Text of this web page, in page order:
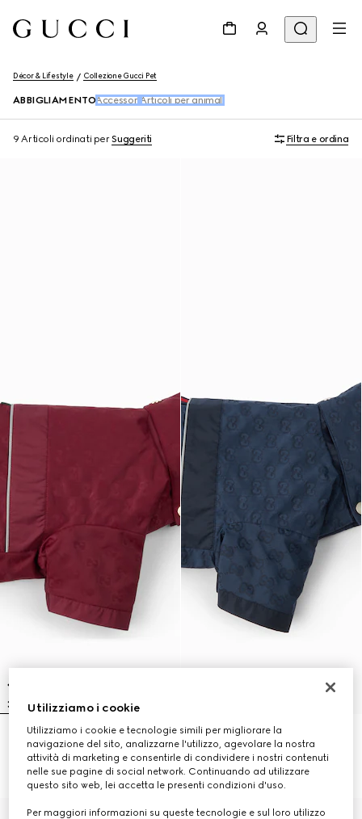
Décor & Lifestyle Collezione Gucci Pet
ABBIGLIAMENTO Accessori Articoli per animali
9 Articoli ordinati perSuggeriti Filtra e ordina
Impermeabile per animali in nylon
Impermeabile per animali in nylon
£665
Utilizziamo i cookie
Utilizziamo i cookie e tecnologie simili per migliorare la
navigazione del sito, analizzarne l'utilizzo, agevolare la nostra
attività di marketing e consentirle di condividere i nostri contenuti
nelle sue pagine di social network. Continuando ad utilizzare
questo sito web, lei accetta le presenti condizioni d'uso.
Per maggiori informazioni su queste tecnologie e sul loro utilizzo